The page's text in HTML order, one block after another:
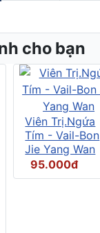
cho bạn
Viên Trị.Ngứa
Tím - Vail-Bon
Jie Yang Wan
95.000đ